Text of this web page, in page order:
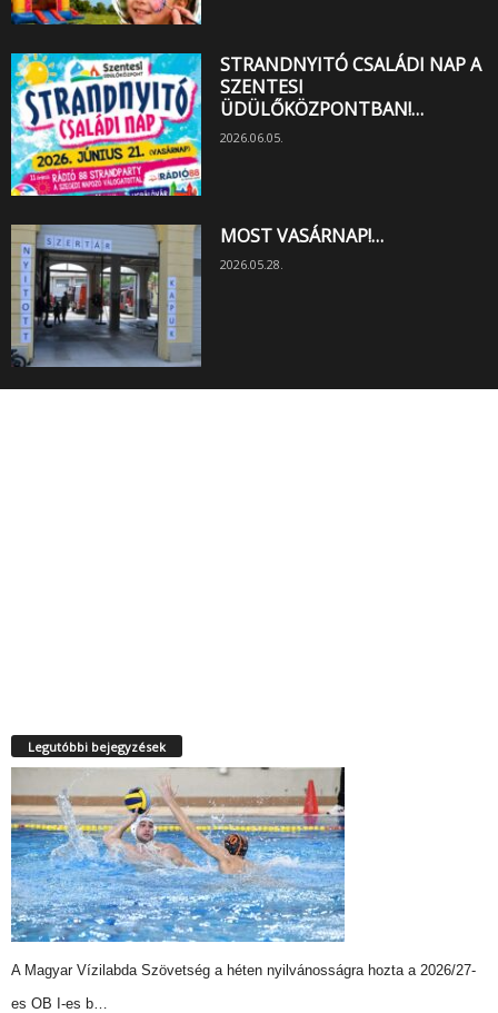
STRANDNYITÓ CSALÁDI NAP A
SZENTESI
ÜDÜLŐKÖZPONTBAN!…
2026.06.05.
MOST VASÁRNAP!…
2026.05.28.
Legutóbbi bejegyzések
A Magyar Vízilabda Szövetség a héten nyilvánosságra hozta a 2026/27-
es OB I-es b…